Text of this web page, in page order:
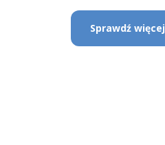
Sprawdź